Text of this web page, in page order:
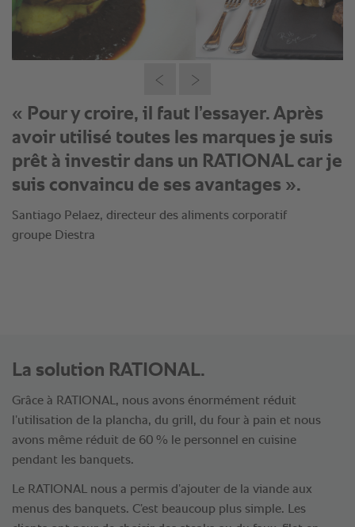
« Pour y croire, il faut l’essayer. Après
avoir utilisé toutes les marques je suis
prêt à investir dans un RATIONAL car je
suis convaincu de ses avantages ».
Santiago Pelaez, directeur des aliments corporatif
groupe Diestra
La solution RATIONAL.
Grâce à RATIONAL, nous avons énormément réduit
l’utilisation de la plancha, du grill, du four à pain et nous
avons même réduit de 60 % le personnel en cuisine
pendant les banquets.
Le RATIONAL nous a permis d’ajouter de la viande aux
menus des banquets. C’est beaucoup plus simple. Les